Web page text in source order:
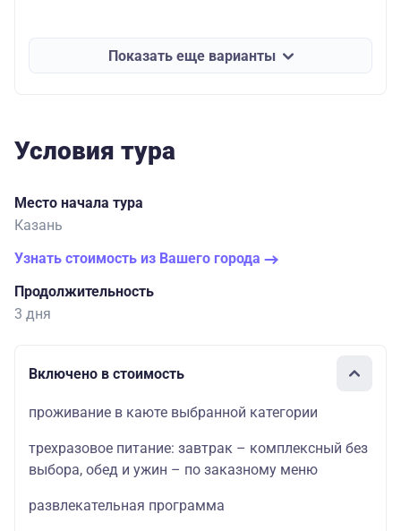
Показать еще варианты
Условия тура
Место начала тура
Казань
Узнать стоимость из Вашего города
Продолжительность
3 дня
Включено в стоимость
проживание в каюте выбранной категории
трехразовое питание: завтрак – комплексный без
выбора, обед и ужин – по заказному меню
развлекательная программа